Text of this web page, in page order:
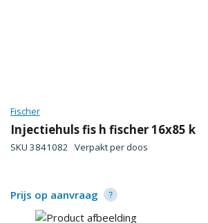
Fischer
Injectiehuls fis h fischer 16x85 k
SKU 3841082 Verpakt perdoos
Prijs op aanvraag